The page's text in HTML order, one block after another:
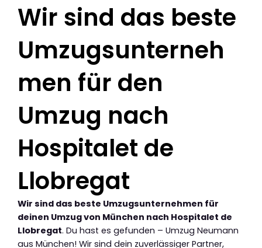
Wir sind das beste
Umzugsunterneh
men für den
Umzug nach
Hospitalet de
Llobregat
Wir sind das beste Umzugsunternehmen für
deinen Umzug von München nach Hospitalet de
Llobregat. Du hast es gefunden – Umzug Neumann
aus München! Wir sind dein zuverlässiger Partner,